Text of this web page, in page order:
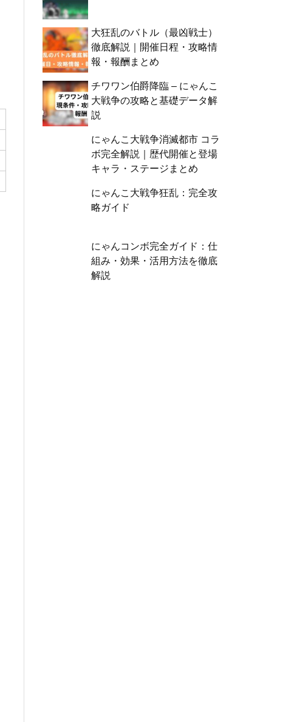
大狂乱のバトル（最凶戦士）
徹底解説｜開催日程・攻略情
報・報酬まとめ
チワワン伯爵降臨 – にゃんこ
大戦争の攻略と基礎データ解
説
にゃんこ大戦争消滅都市 コラ
ボ完全解説｜歴代開催と登場
キャラ・ステージまとめ
にゃんこ大戦争狂乱：完全攻
略ガイド
にゃんコンボ完全ガイド：仕
組み・効果・活用方法を徹底
解説